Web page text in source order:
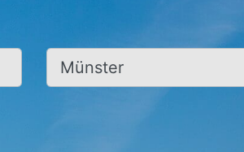
Ort, Stadt